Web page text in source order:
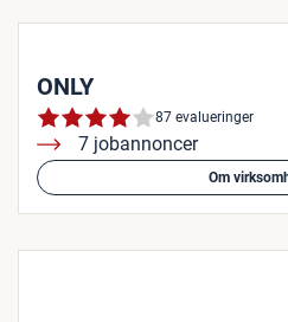
ONLY
87 evalueringer
7 jobannoncer
Om